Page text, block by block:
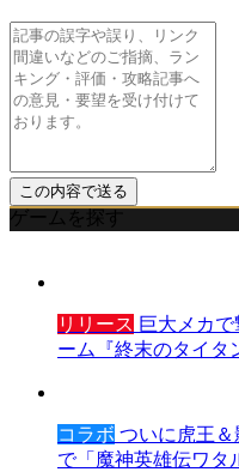
ゲームを探す
リリース 巨大メカ
ーム『終末のタイタ
コラボ ついに虎王＆
で「魔神英雄伝ワタ